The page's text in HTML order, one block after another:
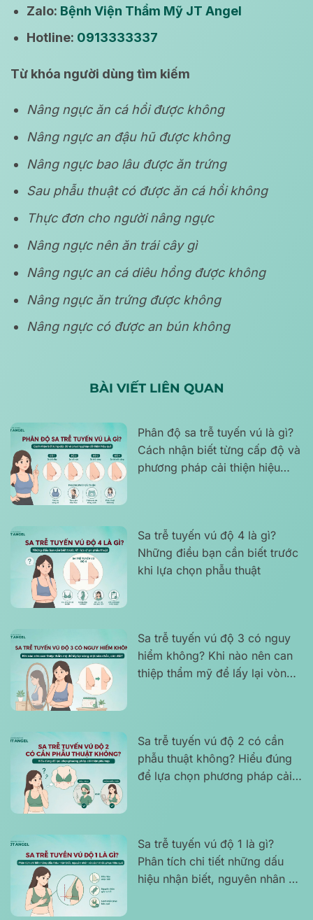
Zalo: Bệnh Viện Thẩm Mỹ JT Angel
Hotline: 0913333337
Từ khóa người dùng tìm kiếm
Nâng ngực ăn cá hồi được không
Nâng ngực an đậu hũ được không
Nâng ngực bao lâu được ăn trứng
Sau phẫu thuật có được ăn cá hồi không
Thực đơn cho người nâng ngực
Nâng ngực nên ăn trái cây gì
Nâng ngực an cá diêu hồng được không
Nâng ngực ăn trứng được không
Nâng ngực có được an bún không
BÀI VIẾT LIÊN QUAN
Phân độ sa trễ tuyến vú là gì?
Cách nhận biết từng cấp độ và
phương pháp cải thiện hiệu
Sa trễ tuyến vú độ 4 là gì?
Những điều bạn cần biết trước
khi lựa chọn phẫu thuật
Sa trễ tuyến vú độ 3 có nguy
hiểm không? Khi nào nên can
thiệp thẩm mỹ để lấy lại vòng
Sa trễ tuyến vú độ 2 có cần
phẫu thuật không? Hiểu đúng
để lựa chọn phương pháp cải
Sa trễ tuyến vú độ 1 là gì?
Phân tích chi tiết những dấu
hiệu nhận biết, nguyên nhân và